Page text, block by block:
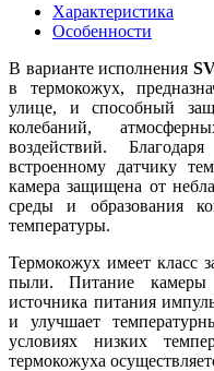
Характеристика
Особенности
В варианте исполнения
в термокожух,
улице, и способный
колебаний,
воздействий.
встроенному датчику
камера защищена от
среды и образования
температуры.
Термокожух имеет класс
пыли. Питание камеры
источника питания
и улучшает
условиях низких
термокожуха